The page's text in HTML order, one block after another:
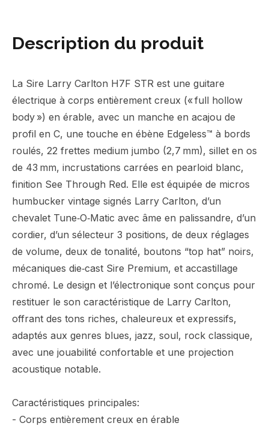
Description du produit
La Sire Larry Carlton H7F STR est une guitare
électrique à corps entièrement creux (« full hollow
body ») en érable, avec un manche en acajou de
profil en C, une touche en ébène Edgeless™ à bords
roulés, 22 frettes medium jumbo (2,7 mm), sillet en os
de 43 mm, incrustations carrées en pearloid blanc,
finition See Through Red. Elle est équipée de micros
humbucker vintage signés Larry Carlton, d’un
chevalet Tune‑O‑Matic avec âme en palissandre, d’un
cordier, d’un sélecteur 3 positions, de deux réglages
de volume, deux de tonalité, boutons “top hat” noirs,
mécaniques die‑cast Sire Premium, et accastillage
chromé. Le design et l’électronique sont conçus pour
restituer le son caractéristique de Larry Carlton,
offrant des tons riches, chaleureux et expressifs,
adaptés aux genres blues, jazz, soul, rock classique,
avec une jouabilité confortable et une projection
acoustique notable.
Caractéristiques principales:
- Corps entièrement creux en érable